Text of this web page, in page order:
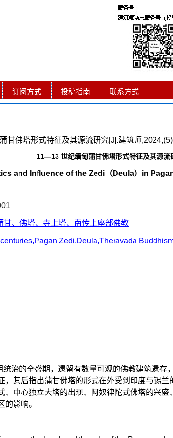
订阅方式 投稿指南 联系方式
甘佛塔形式特征及其源流研究[J].建筑师
11—13 世纪缅甸蒲甘佛塔形式特征及其源流
and Influence of the Zedi（Deula）in
、佛塔、寺上塔、南传上座部佛教
治的全盛期，遗留有数量可观的佛教建筑遗存
，其后指出蒲甘佛塔的形式在外受到印度与锡
、中心独立大塔的出现、阿奴律陀式佛塔的兴
的影响。